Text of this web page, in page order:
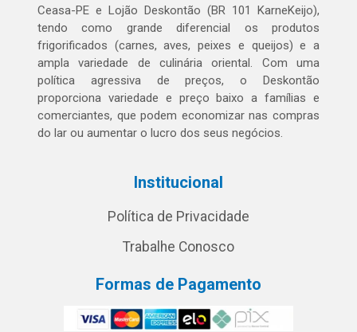
Ceasa-PE e Lojão Deskontão (BR 101 KarneKeijo),
tendo como grande diferencial os produtos
frigorificados (carnes, aves, peixes e queijos) e a
ampla variedade de culinária oriental. Com uma
política agressiva de preços, o Deskontão
proporciona variedade e preço baixo a famílias e
comerciantes, que podem economizar nas compras
do lar ou aumentar o lucro dos seus negócios.
Institucional
Política de Privacidade
Trabalhe Conosco
Formas de Pagamento